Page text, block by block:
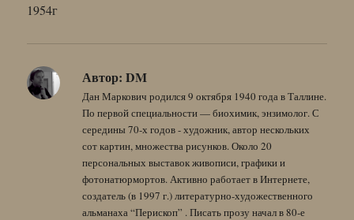
1954г
Автор: DM
Дан Маркович родился 9 октября 1940 года в Таллине.
По первой специальности — биохимик, энзимолог. С
середины 70-х годов - художник, автор нескольких
сот картин, множества рисунков. Около 20
персональных выставок живописи, графики и
фотонатюрмортов. Активно работает в Интернете,
создатель (в 1997 г.) литературно-художественного
альманаха “Перископ” . Писать прозу начал в 80-е